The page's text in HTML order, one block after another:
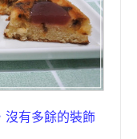
沒有多餘的裝飾